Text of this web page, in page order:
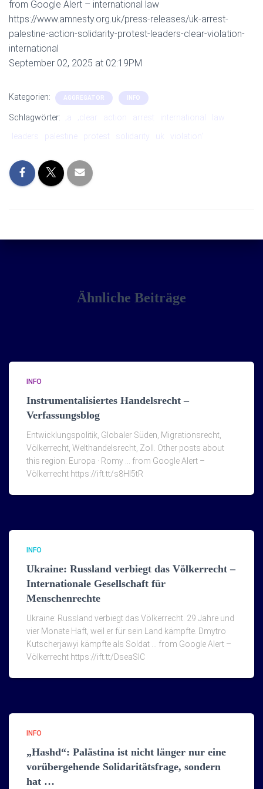
from Google Alert – international law
https://www.amnesty.org.uk/press-releases/uk-arrest-
palestine-action-solidarity-protest-leaders-clear-violation-
international
September 02, 2025 at 02:19PM
Kategorien: AGGREGATOR INFO
Schlagwörter: ‚a ‚clear action arrest international
law
leaders
palestine protest solidarity uk violation‘
Ähnliche Beiträge
INFO
Instrumentalisiertes Handelsrecht –
Verfassungsblog
Entwicklungspolitik, Globaler Süden, Migrationsrecht,
Völkerrecht, Welthandelsrecht, Zoll. Other posts about
this region: Europa · Romy … from Google Alert –
Völkerrecht https://ift.tt/s8Hl5tR
INFO
Ukraine: Russland verbiegt das Völkerrecht –
Internationale Gesellschaft für
Menschenrechte
Ukraine: Russland verbiegt das Völkerrecht. 29 Jahre und
vier Monate Haft, weil er für sein Land kämpfte. Dmytro
Kutscherjawyi kämpfte als Soldat … from Google Alert –
Völkerrecht https://ift.tt/DseaSlC
INFO
„Hashd“: Palästina ist nicht länger nur eine
vorübergehende Solidaritätsfrage, sondern
hat …